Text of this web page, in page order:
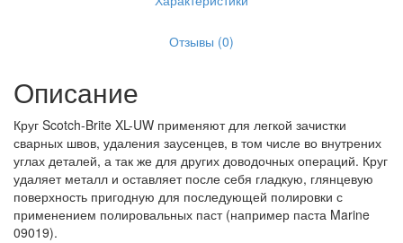
Отзывы (0)
Описание
Круг Scotch-Brite XL-UW применяют для легкой зачистки
сварных швов, удаления заусенцев, в том числе во внутрених
углах деталей, а так же для других доводочных операций. Круг
удаляет металл и оставляет после себя гладкую, глянцевую
поверхность пригодную для последующей полировки с
применением полировальных паст (например паста Marine
09019).